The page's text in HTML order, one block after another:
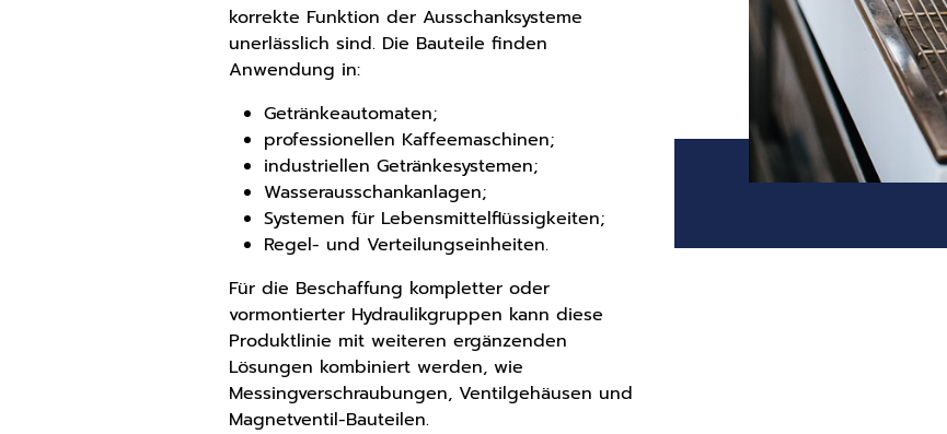
korrekte Funktion der Ausschanksysteme
unerlässlich sind. Die Bauteile finden
Anwendung in:
Getränkeautomaten;
professionellen Kaffeemaschinen;
industriellen Getränkesystemen;
Wasserausschankanlagen;
Systemen für Lebensmittelflüssigkeiten;
Regel- und Verteilungseinheiten.
Für die Beschaffung kompletter oder
vormontierter Hydraulikgruppen kann diese
Produktlinie mit weiteren ergänzenden
Lösungen kombiniert werden, wie
Messingverschraubungen, Ventilgehäusen und
Magnetventil-Bauteilen.